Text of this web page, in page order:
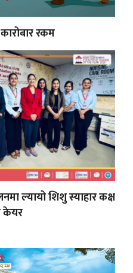
रकम
ल्यायो शिशु स्याहार कक्ष
केयर